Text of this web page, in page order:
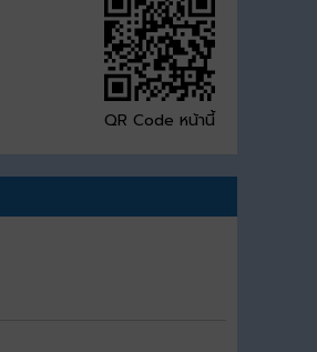
QR Code หน้านี้